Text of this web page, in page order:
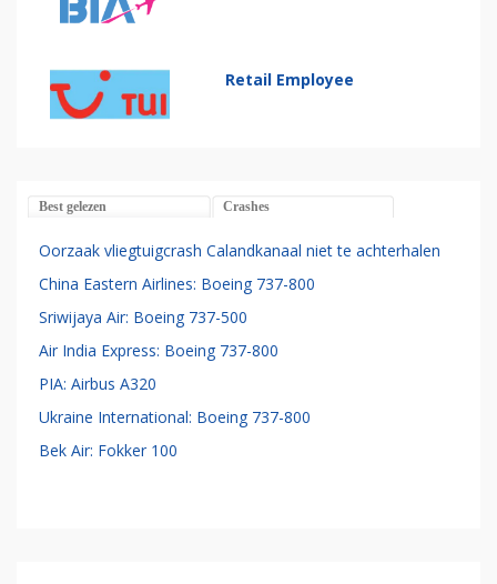
Retail Employee
Best gelezen Crashes
Oorzaak vliegtuigcrash Calandkanaal niet te achterhalen
China Eastern Airlines: Boeing 737-800
Sriwijaya Air: Boeing 737-500
Air India Express: Boeing 737-800
PIA: Airbus A320
Ukraine International: Boeing 737-800
Bek Air: Fokker 100